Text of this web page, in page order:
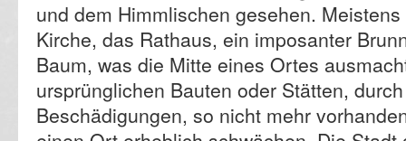
und dem Himmlischen gesehen.
Kirche, das Rathaus, ein imposanter
Baum, was die Mitte eines Ortes
ursprünglichen Bauten oder Stätten,
Beschädigungen, so nicht mehr